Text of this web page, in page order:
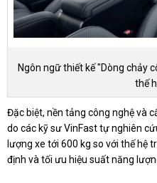
Ngôn ngữ thiết kế "Dòng chảy
thế
Đặc biệt, nền tảng công nghệ và
do các kỹ sư VinFast tự nghiên
lượng xe tới 600 kg so với thế hệ
định và tối ưu hiệu suất năng